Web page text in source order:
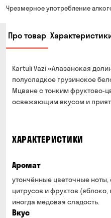
От 200 до 299 грн
От 400 до 699 грн
От 700 грн
Срок доставки — до 90
*на время доставки могут
Оплата:
Минимальная сумма
Можете без очереди
для Вас время
наличными в магазине
банковской картой на
Чрезмерное употребление
Про товар
Kartuli Vazi «Алазанская
полусладкое грузинское
Мцване с тонким
освежающим вкусом и
ХАРАКТЕРИСТИКИ
Аромат
утончённые цветочные ноты,
цитрусов и фруктов
иногда медовая сладость.
Вкус